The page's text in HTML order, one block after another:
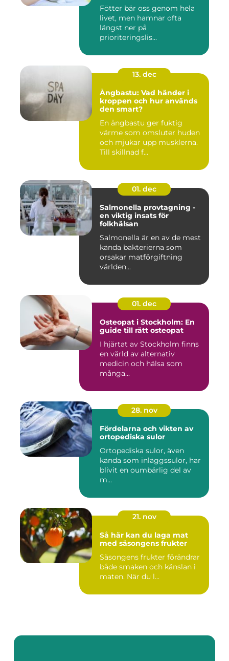
Fötter bär oss genom hela
livet, men hamnar ofta
längst ner på
prioriteringslis...
13. dec
Ångbastu: Vad händer i
kroppen och hur används
den smart?
En ångbastu ger fuktig
värme som omsluter huden
och mjukar upp musklerna.
Till skillnad f...
01. dec
Salmonella provtagning -
en viktig insats för
folkhälsan
Salmonella är en av de mest
kända bakterierna som
orsakar matförgiftning
världen...
01. dec
Osteopat i Stockholm: En
guide till rätt osteopat
I hjärtat av Stockholm finns
en värld av alternativ
medicin och hälsa som
många...
28. nov
Fördelarna och vikten av
ortopediska sulor
Ortopediska sulor, även
kända som inläggssulor, har
blivit en oumbärlig del av
m...
21. nov
Så här kan du laga mat
med säsongens frukter
Säsongens frukter förändrar
både smaken och känslan i
maten. När du l...